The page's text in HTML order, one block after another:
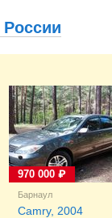
Барнаул
Camry, 2004
970 000 ₽